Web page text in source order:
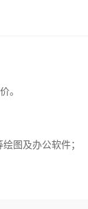
。
图及办公软件；